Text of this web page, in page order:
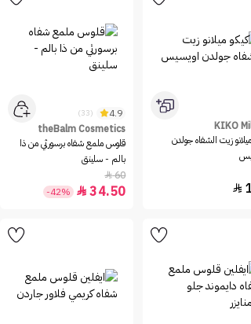
KIKO
زيت الشفاه جولدن

4.9
(33)
theBalm Cosmetics
قلوس ملمع شفاه برسورثي من ذا
بالم - سلينق
60

34.50

-42%